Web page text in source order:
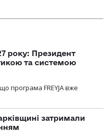
року: Президент
та системою
програма FREYJA вже
затримали